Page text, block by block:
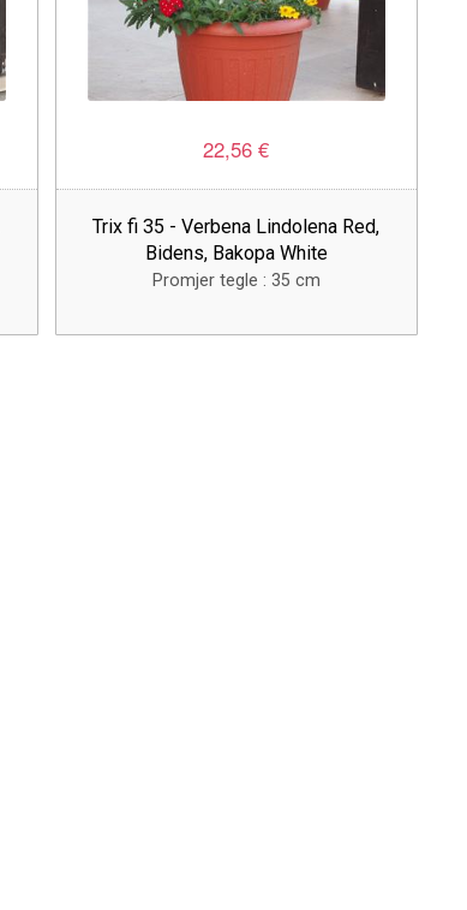
22,56 €
Trix fi 35 - Verbena Lindolena Red,
Bidens, Bakopa White
Promjer tegle : 35 cm